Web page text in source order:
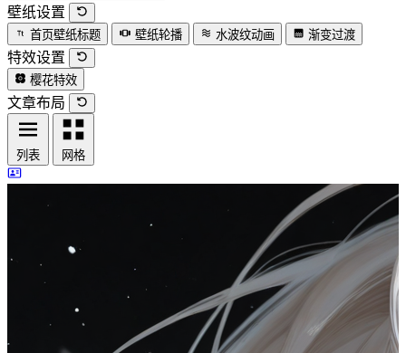
壁纸设置
首页壁纸标题 壁纸轮播 水波纹动画 渐变过渡
特效设置
樱花特效
文章布局
列表 网格